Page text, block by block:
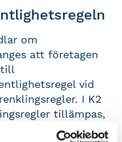
om
att företagen
till
vid
I K2
tillämpas,
medför en väsentlig